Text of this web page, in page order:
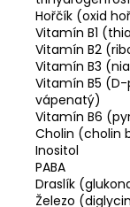
Hořčík (oxid
Vitamín B1
Vitamín B2
Vitamín B3
Vitamín B5
vápenatý)
Vitamín B6
Cholin (cholin
Inositol
PABA
Draslík
Železo